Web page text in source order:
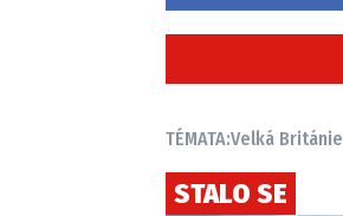
TÉMATA:Velká Británie
STALO SE